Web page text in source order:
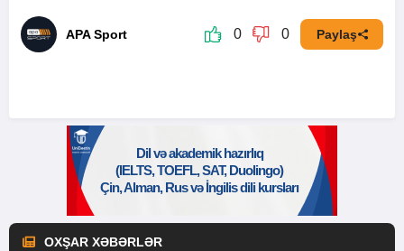
APA Sport 0 0 Paylaş
OXŞAR XƏBƏRLƏR